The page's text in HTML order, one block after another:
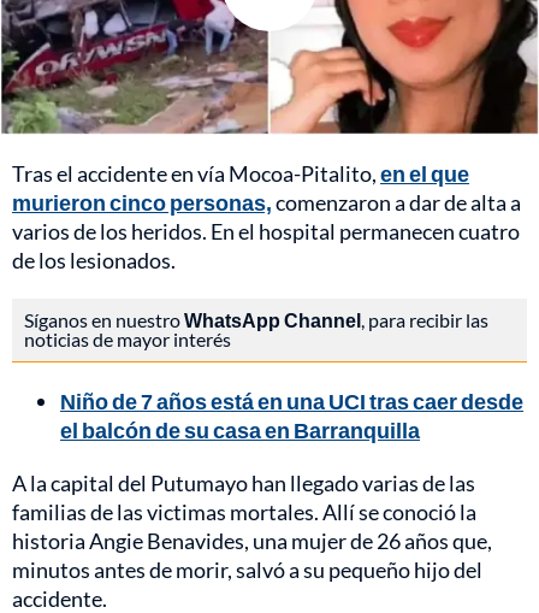
Tras el accidente en vía Mocoa-Pitalito,en el que
murieron cinco personas,comenzaron a dar de alta a
varios de los heridos. En el hospital permanecen cuatro
de los lesionados.
Síganos en nuestroWhatsApp Channel , para recibir las
noticias de mayor interés
Niño de 7 años está en una UCI tras caer desde
el balcón de su casa en Barranquilla
A la capital del Putumayo han llegado varias de las
familias de las victimas mortales. Allí se conoció la
historia Angie Benavides, una mujer de 26 años que,
minutos antes de morir, salvó a su pequeño hijo del
accidente.